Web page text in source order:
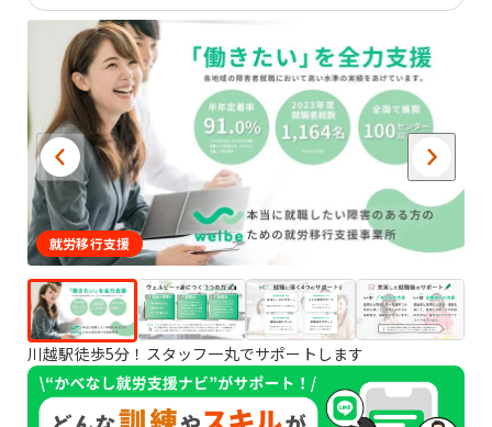
就労移行支援
川越駅徒歩5分！スタッフ一丸でサポートします